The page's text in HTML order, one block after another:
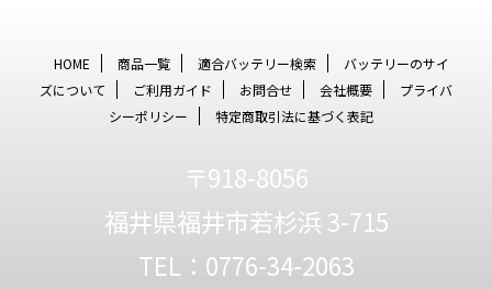
HOME 商品一覧 適合バッテリー検索
バッテリーのサイ
ズについて
ご利用ガイド お問合せ 会社概要
プライバ
シーポリシー
特定商取引法に基づく表記
〒918-8056
福井県福井市若杉浜 3-715
TEL：0776-34-2063